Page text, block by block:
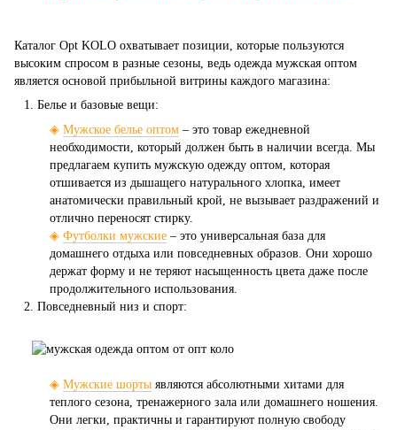
Каталог Opt KOLO охватывает позиции, которые пользуются
высоким спросом в разные сезоны, ведь одежда мужская оптом
является основой прибыльной витрины каждого магазина:
Белье и базовые вещи:
◈ Мужское белье оптом – это товар ежедневной
необходимости, который должен быть в наличии всегда. Мы
предлагаем купить мужскую одежду оптом, которая
отшивается из дышащего натурального хлопка, имеет
анатомически правильный крой, не вызывает раздражений и
отлично переносят стирку.
◈ Футболки мужские – это универсальная база для
домашнего отдыха или повседневных образов. Они хорошо
держат форму и не теряют насыщенность цвета даже после
продолжительного использования.
Повседневный низ и спорт:
◈ Мужские шорты являются абсолютными хитами для
теплого сезона, тренажерного зала или домашнего ношения.
Они легки, практичны и гарантируют полную свободу